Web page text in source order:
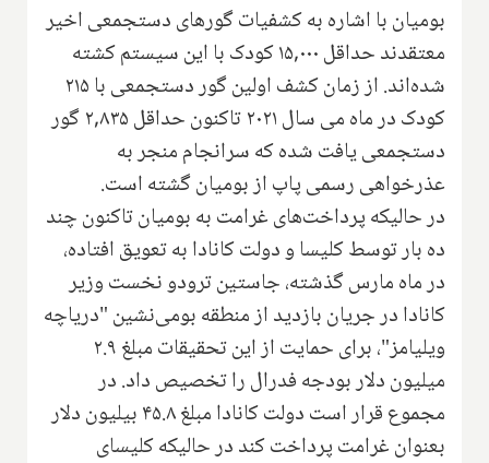
بومیان با اشاره به کشفیات گورهای دستجمعی اخیر
معتقدند حداقل ۱۵,۰۰۰ کودک با این سیستم کشته
شده‌اند. از زمان کشف اولین گور دستجمعی با ۲۱۵
کودک در ماه می سال ۲۰۲۱ تاکنون حداقل ۲,۸۳۵ گور
دستجمعی یافت شده که سرانجام منجر به
عذرخواهی رسمی پاپ از بومیان گشته است.
در حالیکه پرداخت‌های غرامت به بومیان تاکنون چند
ده بار توسط کلیسا و دولت کانادا به تعویق افتاده،
در ماه مارس گذشته، جاستین ترودو نخست وزیر
کانادا در جریان بازدید از منطقه بومی‌نشین "دریاچه
ویلیامز"، برای حمایت از این تحقیقات مبلغ ۲.۹
میلیون دلار بودجه فدرال را تخصیص داد. در
مجموع قرار است دولت کانادا مبلغ ۴۵.۸ بیلیون دلار
بعنوان غرامت پرداخت کند در حالیکه کلیسای